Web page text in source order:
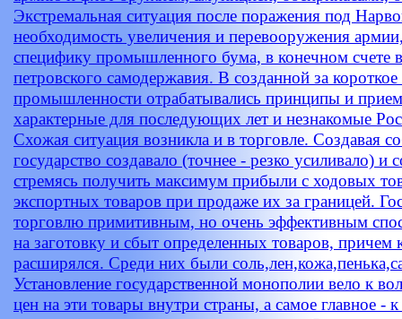
Экстремальная ситуация после поражения под
необходимость увеличения и перевооружения
специфику промышленного бума, в конечном счете
петровского самодержавия. В созданной за
промышленности отрабатывались принципы и
характерные для последующих лет и незнакомые
Схожая ситуация возникла и в торговле. Создавая
государство создавало (точнее - резко усиливало) и
стремясь получить максимум прибыли с ходовых
экспортных товаров при продаже их за границей.
торговлю примитивным, но очень эффективным
на заготовку и сбыт определенных товаров, причем
расширялся. Среди них были
Установление государственной монополии вело к
цен на эти товары внутри страны, а самое главное -